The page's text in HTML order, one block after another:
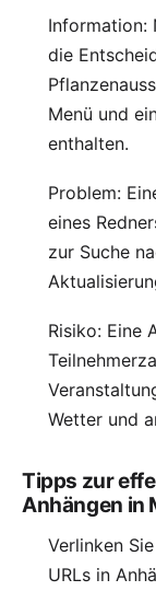
Information:
die
Menü und
enthalten.
Problem:
eines
zur Suche
Risiko: Eine
Wetter und
Tipps zur
Anhängen in
Verlinken
URLs in